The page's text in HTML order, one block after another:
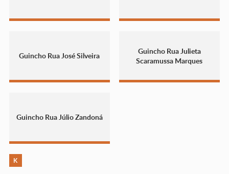
Guincho Rua José Silveira
Guincho Rua Julieta
Scaramussa Marques
Guincho Rua Júlio Zandoná
K